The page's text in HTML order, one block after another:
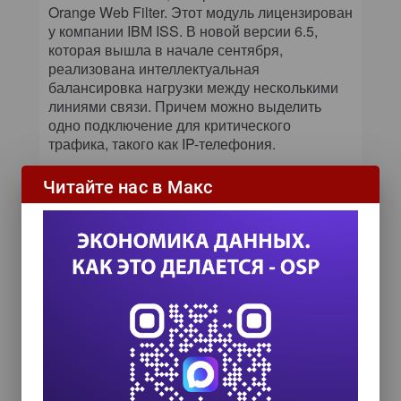
Orange Web Filter. Этот модуль лицензирован
у компании IBM ISS. В новой версии 6.5,
которая вышла в начале сентября,
реализована интеллектуальная
балансировка нагрузки между несколькими
линиями связи. Причем можно выделить
одно подключение для критического
трафика, такого как IP-телефония.
В России Kerio планирует заняться активным
развитием партнерской сети — до недавнего
времени компания в России развивалась,
фактически не имея собственной
инфраструктуры. 65% продаж приносит
межсетевой экран, хотя во всем остальном
мире ключевым продуктом является
почтовый сервер. Сейчас у компании шесть
дистрибьюторов и около тысячи партнеров.
Kerio собирается заняться их сертификаций,
для чего в конце лета создала систему
обучения специалистов.
Читайте нас в Макс